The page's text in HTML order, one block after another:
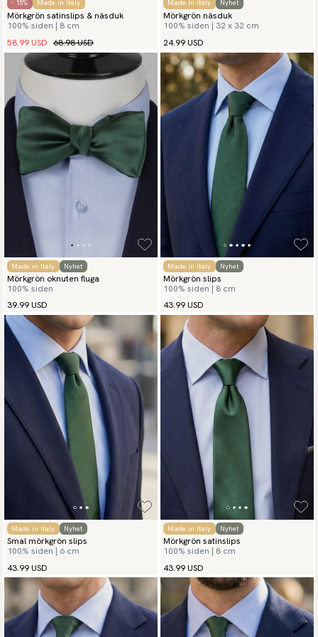
- 15% Made in Italy
Mörkgrön satinslips & näsduk
100% siden | 8 cm
58.99 USD 68.98 USD
Made in Italy Nyhet
Mörkgrön näsduk
100% siden | 32 x 32 cm
24.99 USD
Made in Italy Nyhet
Mörkgrön oknuten fluga
100% siden
39.99 USD
Made in Italy Nyhet
Mörkgrön slips
100% siden | 8 cm
43.99 USD
Made in Italy Nyhet
Smal mörkgrön slips
100% siden | 6 cm
43.99 USD
Made in Italy Nyhet
Mörkgrön satinslips
100% siden | 8 cm
43.99 USD